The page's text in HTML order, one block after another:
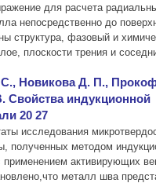
для расчета
непосредственно до
структура, фазовый и
плоскости трения и
Новикова Д. П.,
Свойства индукционной
20 27
исследования
полученных методом
применением активирующих
металл шва